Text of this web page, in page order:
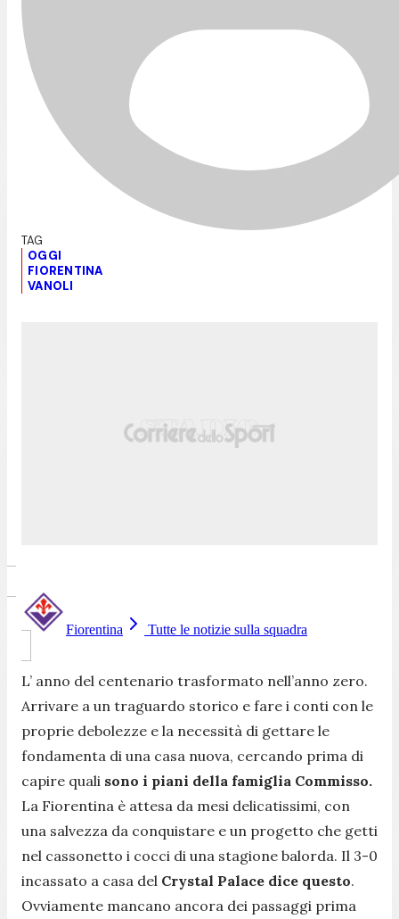
OGGI
FIORENTINA
VANOLI
Fiorentina Tutte le notizie sulla squadra
L’ anno del centenario trasformato nell’anno zero.
Arrivare a un traguardo storico e fare i conti con le
proprie debolezze e la necessità di gettare le
fondamenta di una casa nuova, cercando prima di
capire quali sono i piani della famiglia Commisso.
La Fiorentina è attesa da mesi delicatissimi, con
una salvezza da conquistare e un progetto che getti
nel cassonetto i cocci di una stagione balorda. Il 3-0
incassato a casa del Crystal Palace dice questo.
Ovviamente mancano ancora dei passaggi prima